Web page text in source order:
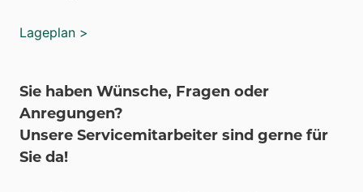
Lageplan >
Sie haben Wünsche, Fragen oder
Anregungen?
Unsere Servicemitarbeiter sind gerne für
Sie da!